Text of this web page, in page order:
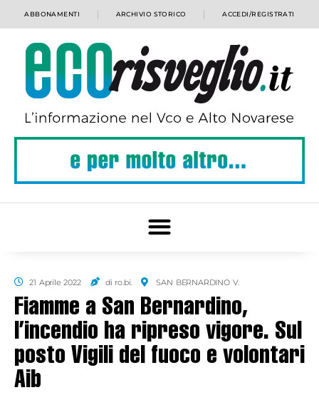
ABBONAMENTI ARCHIVIO STORICO ACCEDI/REGISTRATI
21 Aprile 2022 di ro.bi. SAN BERNARDINO V.
Fiamme a San Bernardino,
l’incendio ha ripreso vigore. Sul
posto Vigili del fuoco e volontari
Aib